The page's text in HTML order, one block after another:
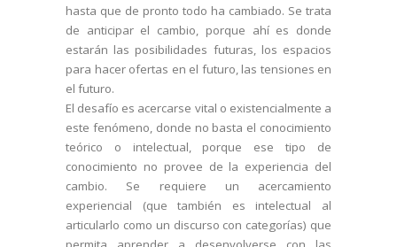
hasta que de pronto todo ha cambiado. Se trata
de anticipar el cambio, porque ahí es donde
estarán las posibilidades futuras, los espacios
para hacer ofertas en el futuro, las tensiones en
el futuro.
El desafío es acercarse vital o existencialmente a
este fenómeno, donde no basta el conocimiento
teórico o intelectual, porque ese tipo de
conocimiento no provee de la experiencia del
cambio. Se requiere un acercamiento
experiencial (que también es intelectual al
articularlo como un discurso con categorías) que